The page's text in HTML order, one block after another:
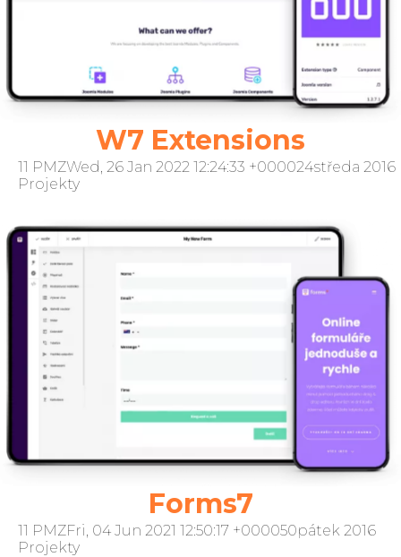
W7 Extensions
11 PMZWed, 26 Jan 2022 12:24:33 +000024středa 2016
Projekty
Forms7
11 PMZFri, 04 Jun 2021 12:50:17 +000050pátek 2016
Projekty